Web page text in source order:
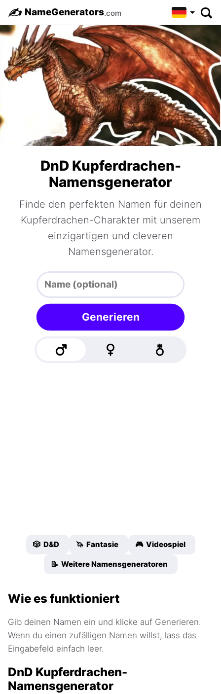
✍️ NameGenerators.com
DnD Kupferdrachen-
Namensgenerator
Finde den perfekten Namen für deinen
Kupferdrachen-Charakter mit unserem
einzigartigen und cleveren
Namensgenerator.
Generieren
🎲 D&D 🦄 Fantasie 🎮 Videospiel
📝 Weitere Namensgeneratoren
Wie es funktioniert
Gib deinen Namen ein und klicke auf Generieren.
Wenn du einen zufälligen Namen willst, lass das
Eingabefeld einfach leer.
DnD Kupferdrachen-
Namensgenerator